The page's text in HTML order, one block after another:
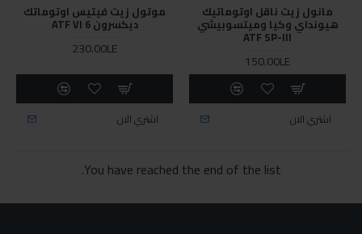
مانول زيت ناقل اوتوماتيك
هيونداي وكيا وميتسوبيشي
ATF SP-III
150.00LE
اشتري الان
موتول زيت فيتيس اوتوماتك
ديكسرون 6 ATF VI
230.00LE
اشتري الان
You have reached the end of the list.